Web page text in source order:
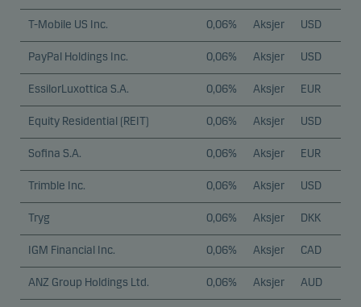
T-Mobile US Inc. 0,06% Aksjer USD
PayPal Holdings Inc. 0,06% Aksjer USD
EssilorLuxottica S.A. 0,06% Aksjer EUR
Equity Residential (REIT) 0,06% Aksjer USD
Sofina S.A. 0,06% Aksjer EUR
Trimble Inc. 0,06% Aksjer USD
Tryg 0,06% Aksjer DKK
IGM Financial Inc. 0,06% Aksjer CAD
ANZ Group Holdings Ltd. 0,06% Aksjer AUD